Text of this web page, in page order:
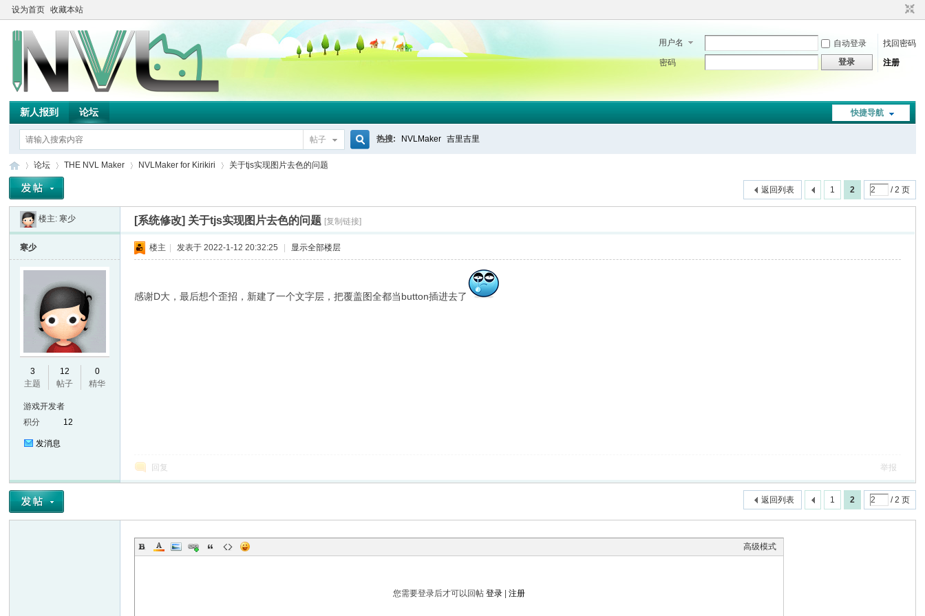
设为首页 收藏本站
用户名 自动登录
找回密码
密码
登录 注册
快捷导航
新人报到 论坛
帖子
索
热搜: NVLMaker 吉里吉里
»
论坛
›
THE NVL Maker NVLMaker for Kirikiri
›
关于tjs实现图片去色的问题
1 2 / 2 页
返回列表
楼主:寒少 [系统修改] 关于tjs实现图片去色的问题 [复制链接]
寒少
3
主题
12
帖子
0
精华
游戏开发者
积分
12
发消息
楼主 发表于 2022-1-12 20:32:25 显示全部楼层
感谢D大，最后想个歪招，新建了一个文字层，把覆盖图全都当button插进去了
回复 举报
1 2 / 2 页
返回列表
高级模式
您需要登录后才可以回帖登录 |注册